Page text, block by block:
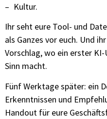
Kultur.
Ihr seht eure Tool- und
als Ganzes vor euch. Und
Vorschlag, wo ein erster
Sinn macht.
Fünf Werktage später: ein
Erkenntnissen und
Handout für eure